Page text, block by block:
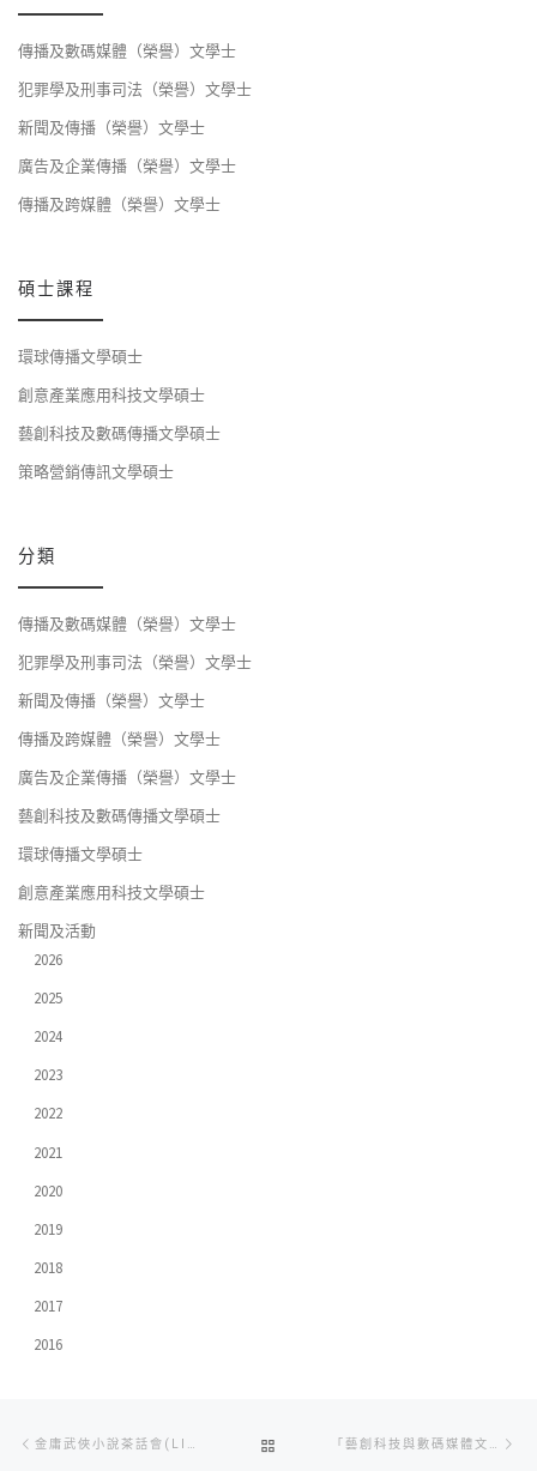
傳播及數碼媒體（榮譽）文學士
犯罪學及刑事司法（榮譽）文學士
新聞及傳播（榮譽）文學士
廣告及企業傳播（榮譽）文學士
傳播及跨媒體（榮譽）文學士
碩士課程
環球傳播文學碩士
創意產業應用科技文學碩士
藝創科技及數碼傳播文學碩士
策略營銷傳訊文學碩士
分類
傳播及數碼媒體（榮譽）文學士
犯罪學及刑事司法（榮譽）文學士
新聞及傳播（榮譽）文學士
傳播及跨媒體（榮譽）文學士
廣告及企業傳播（榮譽）文學士
藝創科技及數碼傳播文學碩士
環球傳播文學碩士
創意產業應用科技文學碩士
新聞及活動
2026
2025
2024
2023
2022
2021
2020
2019
2018
2017
2016
navigation
Previous